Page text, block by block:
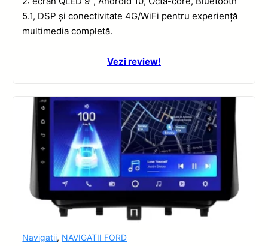
5.1, DSP și conectivitate 4G/WiFi pentru experiență
multimedia completă.
Vezi review!
Navigatii, NAVIGATII FORD